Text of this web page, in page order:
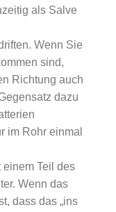
als Salve
Wenn Sie
sind,
Richtung auch
dazu
im Rohr einmal
einem Teil des
Wenn das
dass das „ins